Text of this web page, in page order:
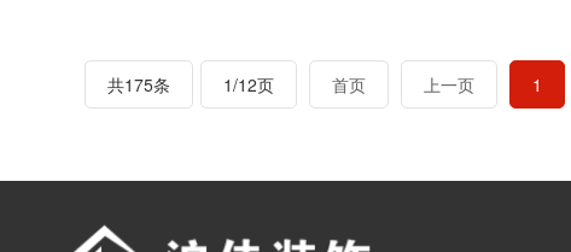
共175条 1/12页 首页 上一页 1